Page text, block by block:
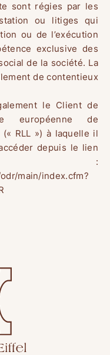
sont régies par les
ou litiges qui
ou de l’exécution
exclusive des
de la société. La
de contentieux
le Client de
européenne de
RLL ») à laquelle il
depuis le lien
:
main/index.cfm?